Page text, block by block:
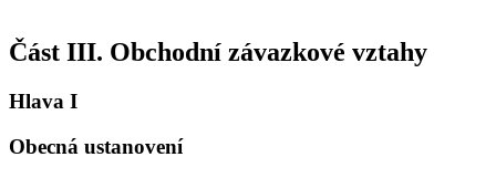
Část III. Obchodní závazkové vztahy
Hlava I
Obecná ustanovení